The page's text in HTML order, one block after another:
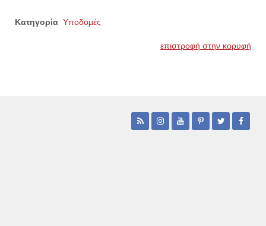
Κατηγορία Υποδομές
επιστροφή στην κορυφή